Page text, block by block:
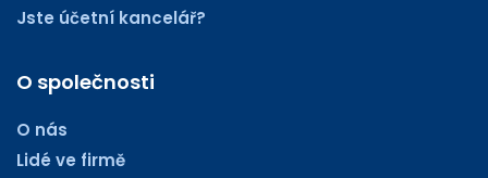
Jste účetní kancelář?
O společnosti
O nás
Lidé ve firmě